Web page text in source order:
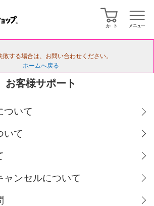
する場合は、お問い合わせください。
ホームへ戻る
お客様サポート
ついて
いて
ャンセルについて